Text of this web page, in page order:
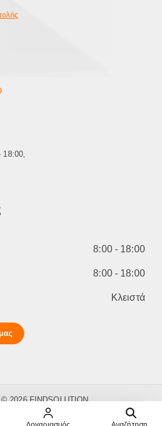
18:00,
8:00 - 18:00
8:00 - 18:00
Κλειστά
2026 FINDSOLUTION